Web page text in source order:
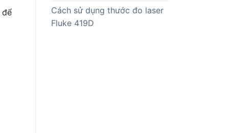
để
Cách sử dụng thước đo laser
Fluke 419D